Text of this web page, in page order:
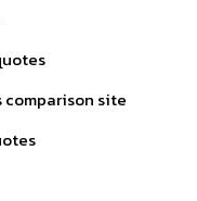
site